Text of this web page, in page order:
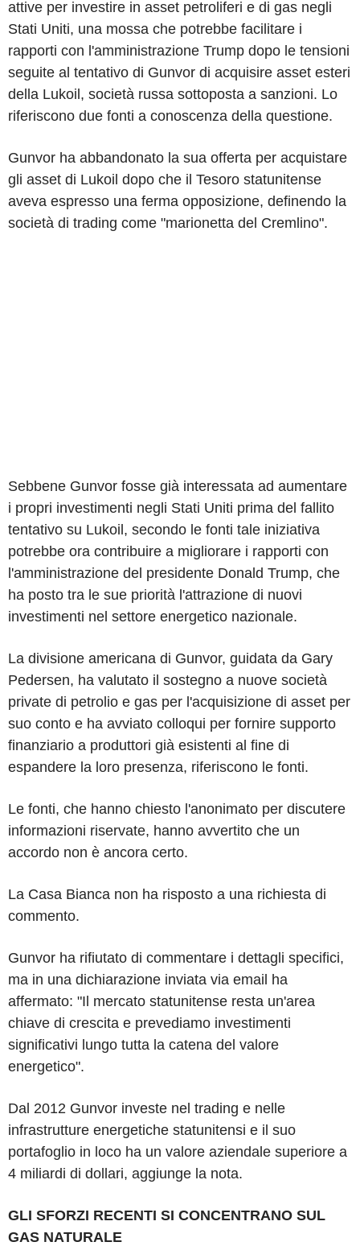
attive per investire in asset petroliferi e di gas negli
Stati Uniti, una mossa che potrebbe facilitare i
rapporti con l'amministrazione Trump dopo le tensioni
seguite al tentativo di Gunvor di acquisire asset esteri
della Lukoil, società russa sottoposta a sanzioni. Lo
riferiscono due fonti a conoscenza della questione.
Gunvor ha abbandonato la sua offerta per acquistare
gli asset di Lukoil dopo che il Tesoro statunitense
aveva espresso una ferma opposizione, definendo la
società di trading come "marionetta del Cremlino".
Sebbene Gunvor fosse già interessata ad aumentare
i propri investimenti negli Stati Uniti prima del fallito
tentativo su Lukoil, secondo le fonti tale iniziativa
potrebbe ora contribuire a migliorare i rapporti con
l'amministrazione del presidente Donald Trump, che
ha posto tra le sue priorità l'attrazione di nuovi
investimenti nel settore energetico nazionale.
La divisione americana di Gunvor, guidata da Gary
Pedersen, ha valutato il sostegno a nuove società
private di petrolio e gas per l'acquisizione di asset per
suo conto e ha avviato colloqui per fornire supporto
finanziario a produttori già esistenti al fine di
espandere la loro presenza, riferiscono le fonti.
Le fonti, che hanno chiesto l'anonimato per discutere
informazioni riservate, hanno avvertito che un
accordo non è ancora certo.
La Casa Bianca non ha risposto a una richiesta di
commento.
Gunvor ha rifiutato di commentare i dettagli specifici,
ma in una dichiarazione inviata via email ha
affermato: "Il mercato statunitense resta un'area
chiave di crescita e prevediamo investimenti
significativi lungo tutta la catena del valore
energetico".
Dal 2012 Gunvor investe nel trading e nelle
infrastrutture energetiche statunitensi e il suo
portafoglio in loco ha un valore aziendale superiore a
4 miliardi di dollari, aggiunge la nota.
GLI SFORZI RECENTI SI CONCENTRANO SUL
GAS NATURALE